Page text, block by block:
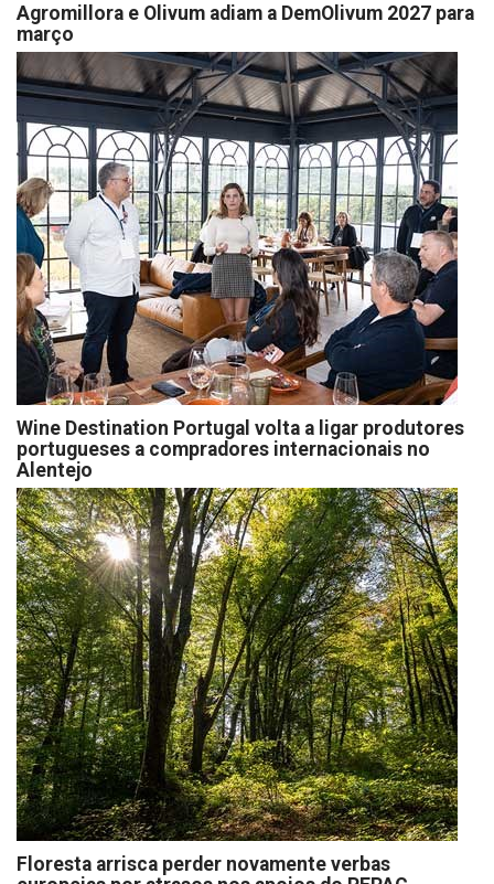
Agromillora e Olivum adiam a DemOlivum 2027 para
março
Wine Destination Portugal volta a ligar produtores
portugueses a compradores internacionais no
Alentejo
Floresta arrisca perder novamente verbas